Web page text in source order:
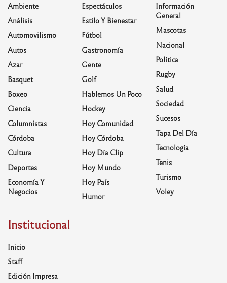
Ambiente
Análisis
Automovilismo
Autos
Azar
Basquet
Boxeo
Ciencia
Columnistas
Córdoba
Cultura
Deportes
Economía Y
Negocios
Espectáculos
Estilo Y Bienestar
Fútbol
Gastronomía
Gente
Golf
Hablemos Un Poco
Hockey
Hoy Comunidad
Hoy Córdoba
Hoy Día Clip
Hoy Mundo
Hoy País
Humor
Información
General
Mascotas
Nacional
Política
Rugby
Salud
Sociedad
Sucesos
Tapa Del Día
Tecnología
Tenis
Turismo
Voley
Institucional
Inicio
Staff
Edición Impresa